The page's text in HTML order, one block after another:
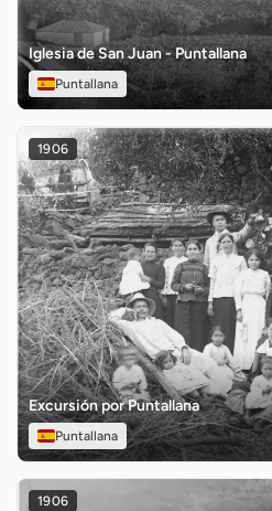
Iglesia de San Juan - Puntallana
Puntallana
1906
Excursión por Puntallana
Puntallana
1906